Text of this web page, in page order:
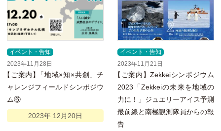
イベント・告知
2023年11月28日
【 ご案内 】
「地域×知×共創」チ
ャレンジフィールドシンポジウ
ム⑥
2023年 12月 20日
イベント・告知
2023年11月21日
【 ご案内】Zekkeiシンポジウム
2023「Zekkeiの未来を地域の
力に！」ジュエリーアイス予測
最前線と南極観測隊員からの報
告